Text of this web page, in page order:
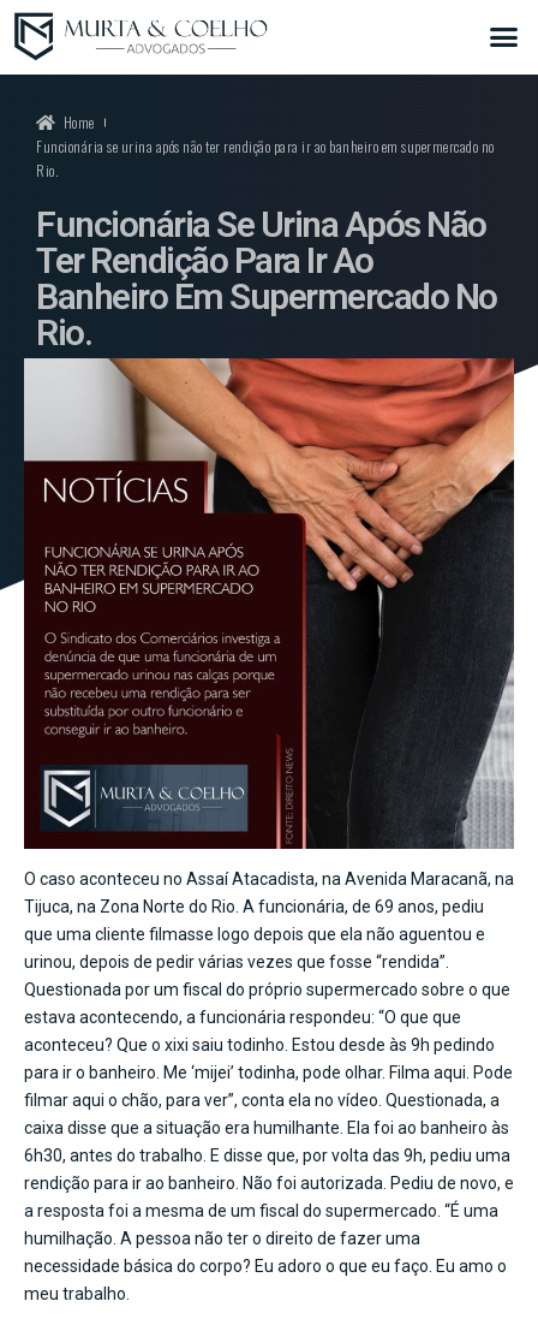
Home
Funcionária se urina após não ter rendição para ir ao banheiro em supermercado no
Rio.
Funcionária Se Urina Após Não
Ter Rendição Para Ir Ao
Banheiro Em Supermercado No
Rio.
O caso aconteceu no Assaí Atacadista, na Avenida Maracanã, na
Tijuca, na Zona Norte do Rio. A funcionária, de 69 anos, pediu
que uma cliente filmasse logo depois que ela não aguentou e
urinou, depois de pedir várias vezes que fosse “rendida”.
Questionada por um fiscal do próprio supermercado sobre o que
estava acontecendo, a funcionária respondeu: “O que que
aconteceu? Que o xixi saiu todinho. Estou desde às 9h pedindo
para ir o banheiro. Me ‘mijei’ todinha, pode olhar. Filma aqui. Pode
filmar aqui o chão, para ver”, conta ela no vídeo. Questionada, a
caixa disse que a situação era humilhante. Ela foi ao banheiro às
6h30, antes do trabalho. E disse que, por volta das 9h, pediu uma
rendição para ir ao banheiro. Não foi autorizada. Pediu de novo, e
a resposta foi a mesma de um fiscal do supermercado. “É uma
humilhação. A pessoa não ter o direito de fazer uma
necessidade básica do corpo? Eu adoro o que eu faço. Eu amo o
meu trabalho.